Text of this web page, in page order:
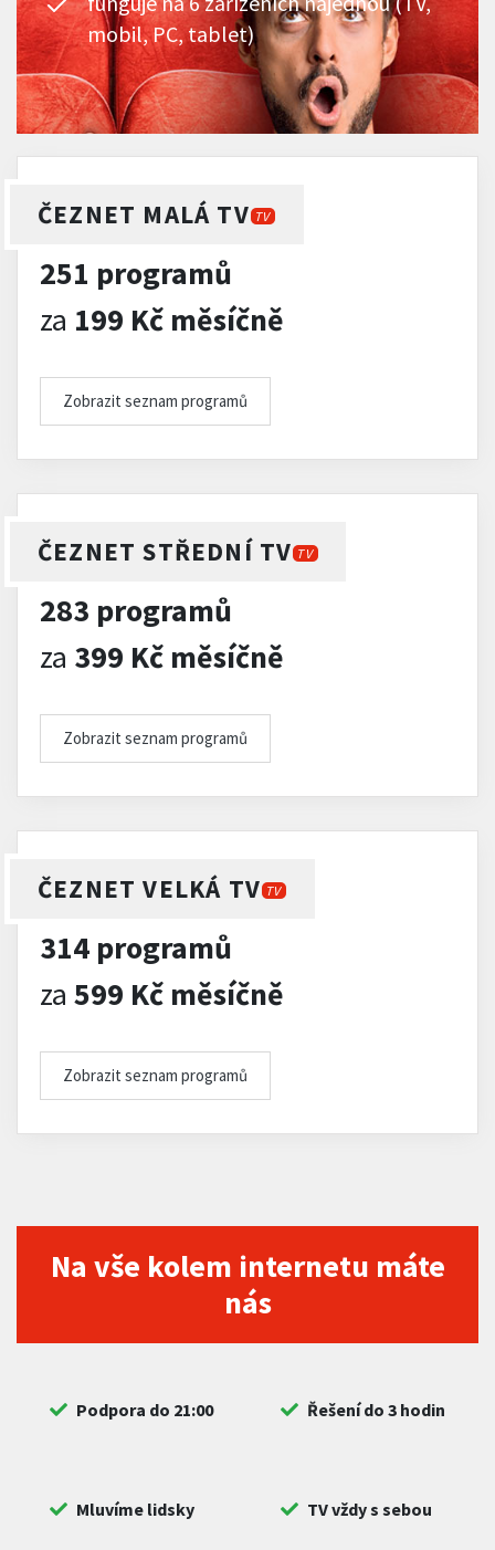
mobil, PC, tablet)
ČEZNET MALÁ TV TV
251 programů
za 199 Kč měsíčně
Zobrazit seznam programů
ČEZNET STŘEDNÍ TV TV
283 programů
za 399 Kč měsíčně
Zobrazit seznam programů
ČEZNET VELKÁ TV TV
314 programů
za 599 Kč měsíčně
Zobrazit seznam programů
Na vše kolem internetu máte
nás
Podpora do 21:00 Řešení do 3 hodin
Mluvíme lidsky TV vždy s sebou